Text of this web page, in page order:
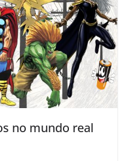
no mundo real